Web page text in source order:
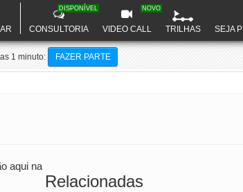
CONSULTORIA
DISPONÍVEL
VIDEO CALL
NOVO
TRILHAS SEJA
1 minuto: FAZER PARTE
aqui na
Relacionadas